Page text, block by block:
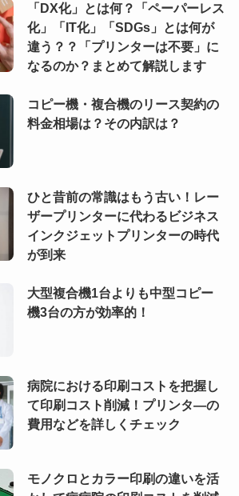
「DX化」とは何？「ペーパーレス
化」「IT化」「SDGs」とは何が
違う？？「プリンターは不要」に
なるのか？まとめて解説します
コピー機・複合機のリース契約の
料金相場は？その内訳は？
ひと昔前の常識はもう古い！レー
ザープリンターに代わるビジネス
インクジェットプリンターの時代
が到来
大型複合機1台よりも中型コピー
機3台の方が効率的！
病院における印刷コストを把握し
て印刷コスト削減！プリンタ―の
費用などを詳しくチェック
モノクロとカラー印刷の違いを活